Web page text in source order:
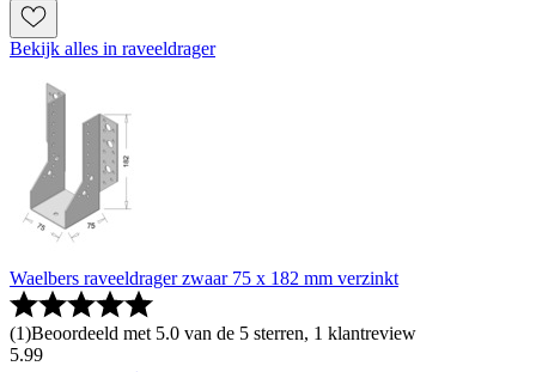
Bekijk alles in raveeldrager
Waelbers raveeldrager zwaar 75 x 182 mm verzinkt
(1)Beoordeeld met 5.0 van de 5 sterren, 1 klantreview
5.99